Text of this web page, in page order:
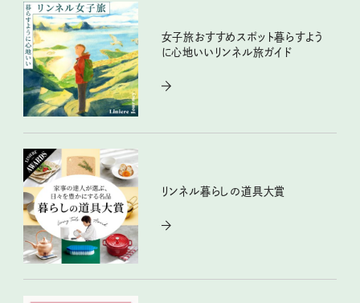
女子旅おすすめスポット暮らすよう
に心地いいリンネル旅ガイド
リンネル暮らしの道具大賞